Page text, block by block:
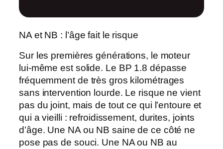
NA et NB : l’âge fait le risque
Sur les premières générations, le moteur
lui-même est solide. Le BP 1.8 dépasse
fréquemment de très gros kilométrages
sans intervention lourde. Le risque ne vient
pas du joint, mais de tout ce qui l’entoure et
qui a vieilli : refroidissement, durites, joints
d’âge. Une NA ou NB saine de ce côté ne
pose pas de souci. Une NA ou NB au